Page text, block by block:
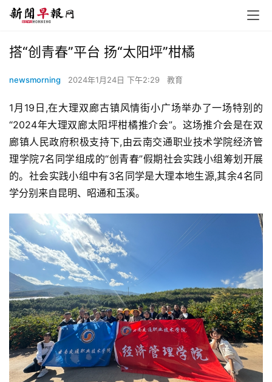
搭“创青春”平台 扬“太阳坪”柑橘
newsmorning 2024年1月24日 下午2:29 教育
1月19日,在大理双廊古镇风情街小广场举办了一场特别的
“2024年大理双廊太阳坪柑橘推介会”。这场推介会是在双
廊镇人民政府积极支持下,由云南交通职业技术学院经济管
理学院7名同学组成的“创青春”假期社会实践小组筹划开展
的。社会实践小组中有3名同学是大理本地生源,其余4名同
学分别来自昆明、昭通和玉溪。